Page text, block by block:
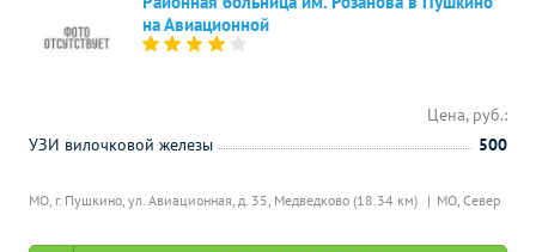
на Авиационной
МО, г. Пушкино, ул. Авиационная, д. 35, Медведково (18.34 км) МО, Север
Цена, руб.:
УЗИ вилочковой железы
500